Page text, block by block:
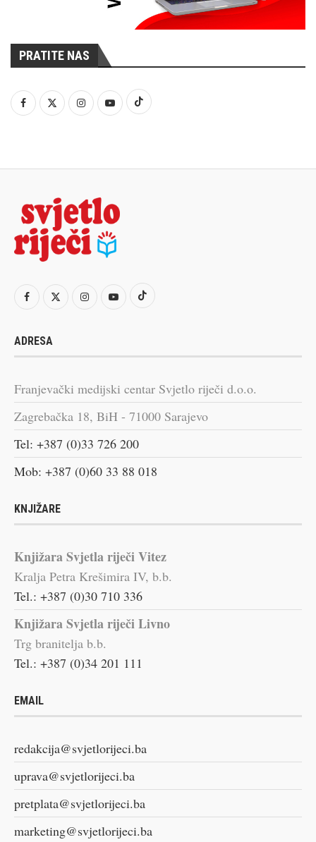
PRATITE NAS
ADRESA
Franjevački medijski centar Svjetlo riječi d.o.o.
Zagrebačka 18, BiH - 71000 Sarajevo
Tel: +387 (0)33 726 200
Mob: +387 (0)60 33 88 018
KNJIŽARE
Knjižara Svjetla riječi Vitez
Kralja Petra Krešimira IV, b.b.
Tel.: +387 (0)30 710 336
Knjižara Svjetla riječi Livno
Trg branitelja b.b.
Tel.: +387 (0)34 201 111
EMAIL
redakcija@svjetlorijeci.ba
uprava@svjetlorijeci.ba
pretplata@svjetlorijeci.ba
marketing@svjetlorijeci.ba